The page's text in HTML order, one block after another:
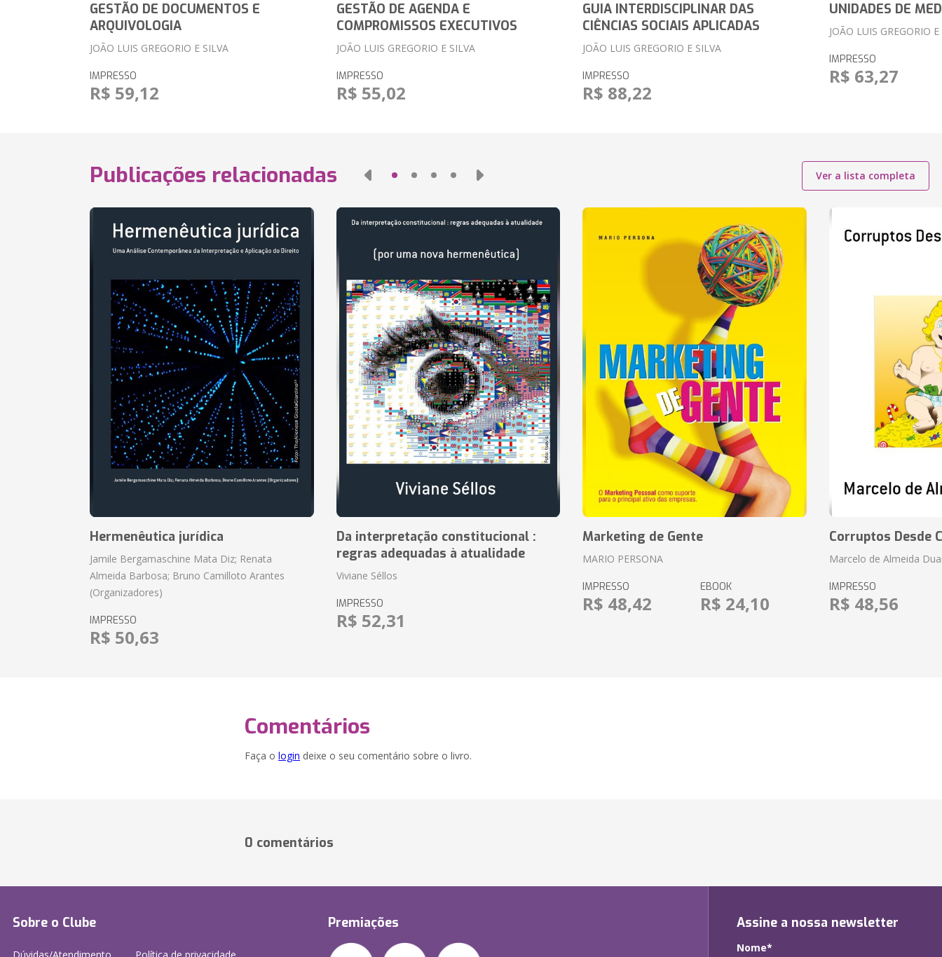
GESTÃO DE DOCUMENTOS E
ARQUIVOLOGIA
JOÃO LUIS GREGORIO E SILVA
IMPRESSO
R$ 59,12
GESTÃO DE AGENDA E
COMPROMISSOS EXECUTIVOS
JOÃO LUIS GREGORIO E SILVA
IMPRESSO
R$ 55,02
GUIA INTERDISCIPLINAR DAS
CIÊNCIAS SOCIAIS APLICADAS
JOÃO LUIS GREGORIO E SILVA
IMPRESSO
R$ 88,22
UNIDADES DE
JOÃO LUIS GREGORIO E
IMPRESSO
R$ 63,27
Publicações relacionadas Ver a lista completa
Hermenêutica jurídica
Jamile Bergamaschine Mata Diz; Renata
Almeida Barbosa; Bruno Camilloto Arantes
(Organizadores)
IMPRESSO
R$ 50,63
Da interpretação constitucional :
regras adequadas à atualidade
Viviane Séllos
IMPRESSO
R$ 52,31
Marketing de Gente
MARIO PERSONA
IMPRESSO
R$ 48,42
EBOOK
R$ 24,10
Corruptos Desde
Marcelo de Almeida
IMPRESSO
R$ 48,56
Comentários
Faça o login deixe o seu comentário sobre o livro.
0 comentários
Sobre o Clube Premiações Assine a nossa newsletter
Nome*